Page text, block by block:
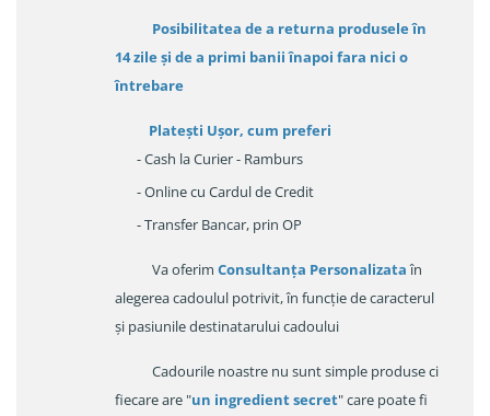
Posibilitatea de a returna produsele în
14 zileși de a primi banii înapoi fara nici o
întrebare
Platești Ușor, cum preferi
- Cash la Curier - Ramburs
- Online cu Cardul de Credit
- Transfer Bancar, prin OP
Va oferim Consultanța Personalizataîn
alegerea cadoulul potrivit, în funcție de caracterul
și pasiunile destinatarului cadoului
Cadourile noastre nu sunt simple produse ci
fiecare are "un ingredient secret" care poate fi